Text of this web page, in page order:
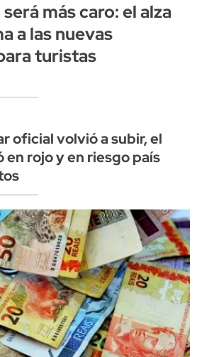
más caro: el alza
a las nuevas
turistas
oficial volvió a subir, el
en rojo y en riesgo país